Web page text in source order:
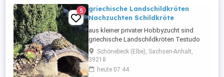
5
griechische Landschildkröten
Nachzuchten Schildkröte
aus kleiner privater Hobbyzucht sind
griechische Landschildkröten Testudo
hermanni Nachzuchten ( 2025 )
abzugeben. die erste 4 monatige
Winterstarre haben unsere Nachzuchten
Schönebeck (Elbe), Sachsen-Anhalt,
39218
heute 07:44